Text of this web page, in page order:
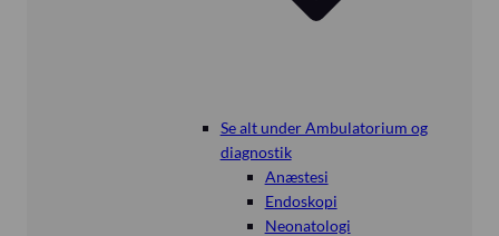
Se alt under Ambulatorium og
diagnostik
Anæstesi
Endoskopi
Neonatologi